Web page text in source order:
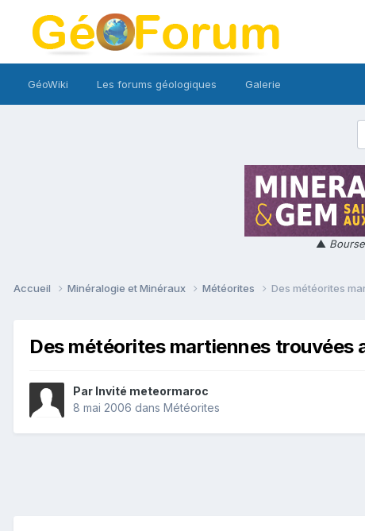
GéoWiki Les forums géologiques Galerie
▲
Accueil Minéralogie et Minéraux Météorites Des météorites
Des météorites martiennes trouvées
Par Invité meteormaroc
8 mai 2006 dans Météorites